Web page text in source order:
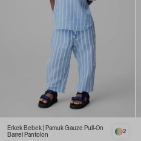
Erkek Bebek | Pamuk Gauze Pull-On
Barrel Pantolon
2